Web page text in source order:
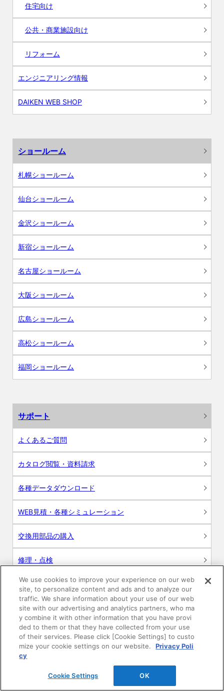
住宅向け
公共・商業施設向け
リフォーム
エンジニアリング情報
DAIKEN WEB SHOP
ショールーム
札幌ショールーム
仙台ショールーム
金沢ショールーム
新宿ショールーム
名古屋ショールーム
大阪ショールーム
広島ショールーム
高松ショールーム
福岡ショールーム
サポート
よくあるご質問
カタログ閲覧・資料請求
各種データダウンロード
WEB見積・各種シミュレーション
交換用部品の購入
修理・点検
お問い合わせ
ログイン
建築・設計関係者様向けサイト
ユーザー登録サービス
WEB見積システム
We use cookies to improve your experience on our web
site, to personalize content and ads and to analyze our
traffic. We share information about your use of our web
site with our advertising and analytics partners, who ma
y combine it with other information that you have provi
ded to them or that they have collected from your use
of their services. Please click [Cookie Settings] to custo
mize your cookie settings on our website.
Privacy Poli
cy
Cookie Settings OK